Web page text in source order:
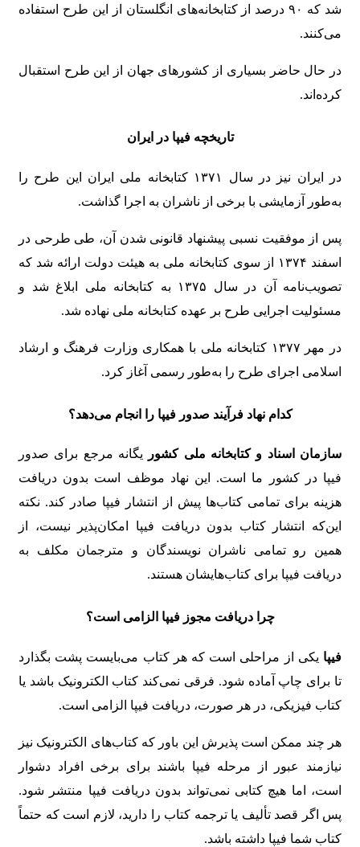
شد که ۹۰ درصد از کتابخانه‌های انگلستان از این طرح استفاده
می‌کنند.
در حال حاضر بسیاری از کشورهای جهان از این طرح استقبال
کرده‌اند.
تاریخچه فیپا در ایران
در ایران نیز در سال ۱۳۷۱ کتابخانه ملی ایران این طرح را
به‌طور آزمایشی با برخی از ناشران به اجرا گذاشت.
پس از موفقیت نسبی پیشنهاد قانونی شدن آن، طی طرحی در
اسفند ۱۳۷۴ از سوی کتابخانه ملی به هیئت دولت ارائه شد که
تصویب‌نامه آن در سال ۱۳۷۵ به کتابخانه ملی ابلاغ شد و
مسئولیت اجرایی طرح بر عهده کتابخانه ملی نهاده شد.
در مهر ۱۳۷۷ کتابخانه ملی با همکاری وزارت فرهنگ و ارشاد
اسلامی اجرای طرح را به‌طور رسمی آغاز کرد.
کدام نهاد فرآیند صدور فیپا را انجام می‌دهد؟
سازمان اسناد و کتابخانه ملی کشور
یگانه مرجع برای صدور
فیپا در کشور ما است. این نهاد موظف است بدون دریافت
هزینه برای تمامی کتاب‌ها پیش از انتشار فیپا صادر کند. نکته
این‌که انتشار کتاب بدون دریافت فیپا امکان‌پذیر نیست، از
همین رو تمامی ناشران نویسندگان و مترجمان مکلف به
دریافت فیپا برای کتاب‌هایشان هستند.
چرا دریافت مجوز فیپا الزامی است؟
فیپا یکی از مراحلی است که هر کتاب می‌بایست پشت بگذارد
تا برای چاپ آماده شود. فرقی نمی‌کند کتاب الکترونیک باشد یا
کتاب فیزیکی، در هر صورت، دریافت فیپا الزامی است.
هر چند ممکن است پذیرش این باور که کتاب‌های الکترونیک نیز
نیازمند عبور از مرحله فیپا باشند برای برخی افراد دشوار
است، اما هیچ کتابی نمی‌تواند بدون دریافت فیپا منتشر شود.
پس اگر قصد تألیف یا ترجمه کتاب را دارید، لازم است که حتماً
کتاب شما فیپا داشته باشد.